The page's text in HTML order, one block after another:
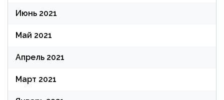
Июнь 2021
Май 2021
Апрель 2021
Март 2021